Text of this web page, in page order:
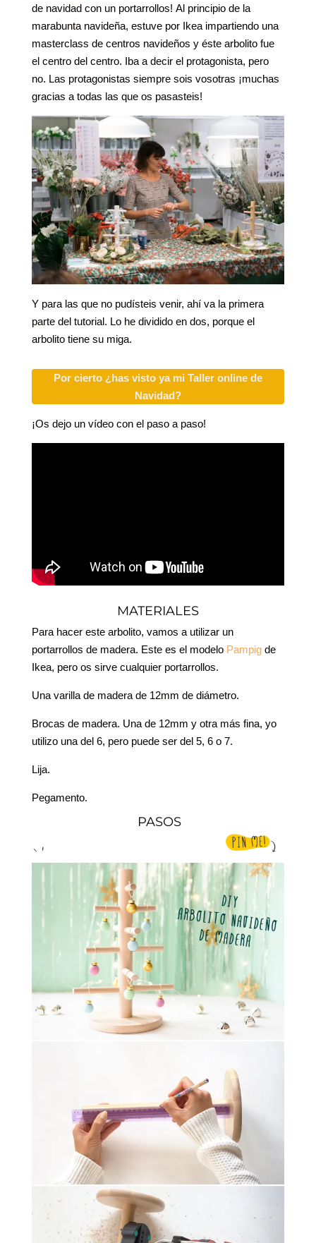
de navidad con un portarrollos! Al principio de la
marabunta navideña, estuve por Ikea impartiendo una
masterclass de centros navideños y éste arbolito fue
el centro del centro. Iba a decir el protagonista, pero
no. Las protagonistas siempre sois vosotras ¡muchas
gracias a todas las que os pasasteis!
Y para las que no pudísteis venir, ahí va la primera
parte del tutorial. Lo he dividido en dos, porque el
arbolito tiene su miga.
Por cierto ¿has visto ya mi Taller online de
Navidad?
¡Os dejo un vídeo con el paso a paso!
MATERIALES
Para hacer este arbolito, vamos a utilizar un
portarrollos de madera. Este es el modelo Pampigde
Ikea, pero os sirve cualquier portarrollos.
Una varilla de madera de 12mm de diámetro.
Brocas de madera. Una de 12mm y otra más fina, yo
utilizo una del 6, pero puede ser del 5, 6 o 7.
Lija.
Pegamento.
PASOS